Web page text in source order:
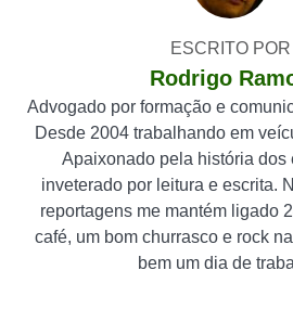
ESCRITO POR
Rodrigo
Advogado por formação e
Desde 2004 trabalhando em
Apaixonado pela história dos
inveterado por leitura e escrita.
reportagens me mantém ligado
café, um bom churrasco e rock
bem um dia de